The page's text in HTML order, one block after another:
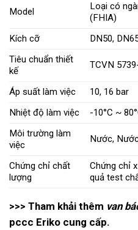
Model
Loại có
(FHIA)
Kích cỡ
DN50,
Tiêu chuẩn thiết
kế
TCVN
Áp suất làm việc
10, 16 bar
Nhiệt độ làm việc
-10°C ~
Môi trường làm
việc
Nước,
Chứng chỉ chất
lượng
Chứng chỉ
quả test
>>> Tham khải thêm van
pccc Eriko cung cấp.